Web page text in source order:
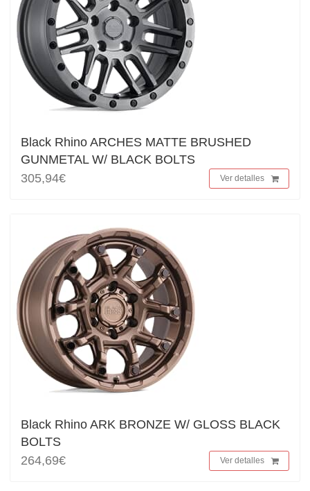
Black Rhino ARCHES MATTE BRUSHED
GUNMETAL W/ BLACK BOLTS
305,94€
Ver detalles
Black Rhino ARK BRONZE W/ GLOSS BLACK
BOLTS
264,69€
Ver detalles